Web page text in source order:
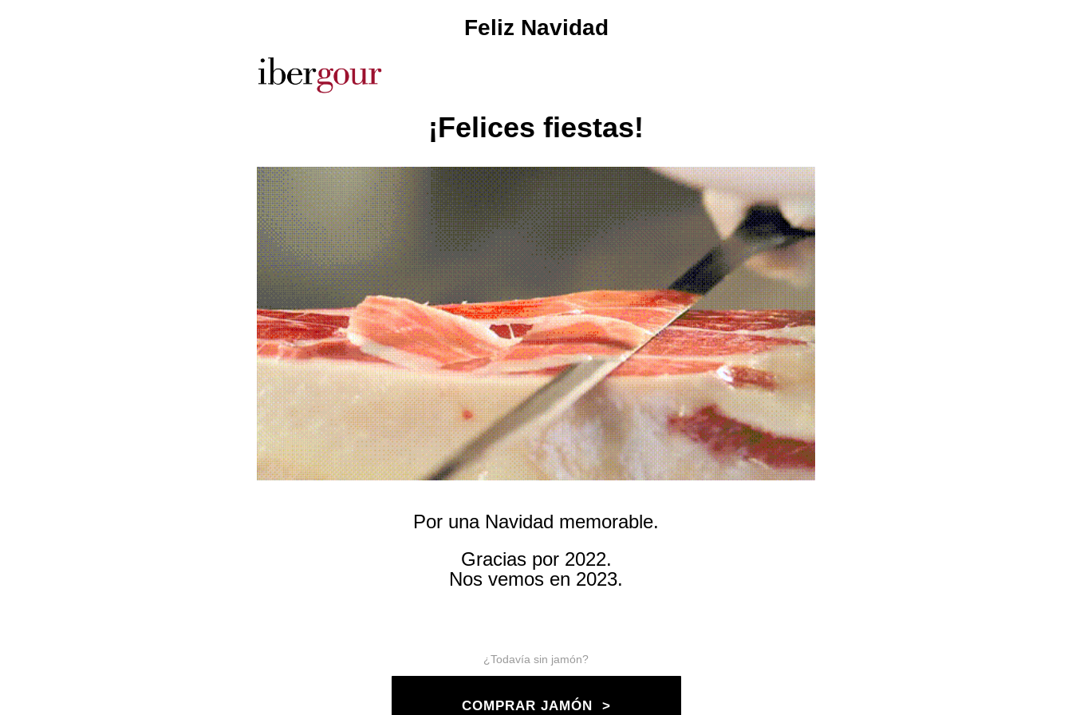
Feliz Navidad
¡Felices fiestas!
Por una Navidad memorable.
Gracias por 2022.
Nos vemos en 2023.
¿Todavía sin jamón?
COMPRAR JAMÓN >